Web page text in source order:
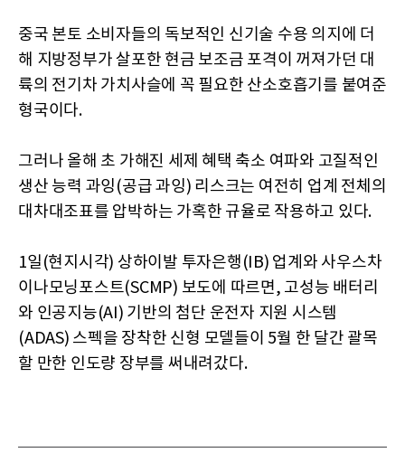
중국 본토 소비자들의 독보적인 신기술 수용 의지에 더
해 지방정부가 살포한 현금 보조금 포격이 꺼져가던 대
륙의 전기차 가치사슬에 꼭 필요한 산소호흡기를 붙여준
형국이다.
그러나 올해 초 가해진 세제 혜택 축소 여파와 고질적인
생산 능력 과잉(공급 과잉) 리스크는 여전히 업계 전체의
대차대조표를 압박하는 가혹한 규율로 작용하고 있다.
1일(현지시각) 상하이발 투자은행(IB) 업계와 사우스차
이나모닝포스트(SCMP) 보도에 따르면, 고성능 배터리
와 인공지능(AI) 기반의 첨단 운전자 지원 시스템
(ADAS) 스펙을 장착한 신형 모델들이 5월 한 달간 괄목
할 만한 인도량 장부를 써내려갔다.